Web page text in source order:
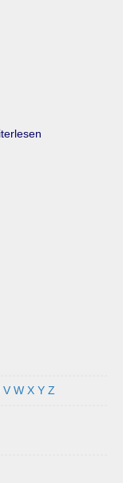
V W X Y Z